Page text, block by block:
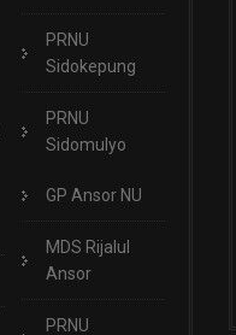
PRNU
Sidokepung
PRNU
Sidomulyo
GP Ansor NU
MDS Rijalul
Ansor
PRNU